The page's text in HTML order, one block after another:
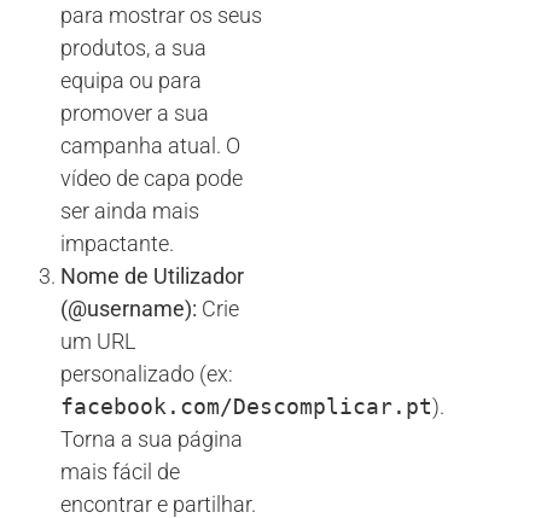
para mostrar os seus
produtos, a sua
equipa ou para
promover a sua
campanha atual. O
vídeo de capa pode
ser ainda mais
impactante.
Nome de Utilizador
(@username): Crie
um URL
personalizado (ex:
facebook.com/Descomplicar.pt).
Torna a sua página
mais fácil de
encontrar e partilhar.